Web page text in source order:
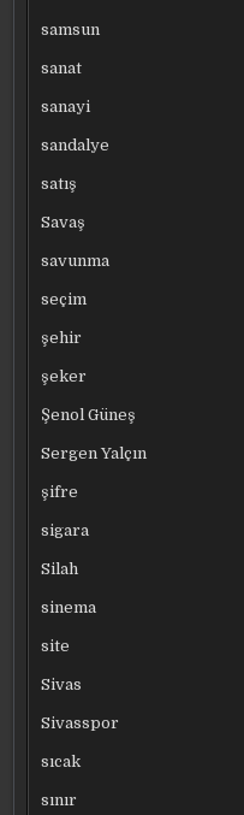
samsun
sanat
sanayi
sandalye
satış
Savaş
savunma
seçim
şehir
şeker
Şenol Güneş
Sergen Yalçın
şifre
sigara
Silah
sinema
site
Sivas
Sivasspor
sıcak
sınır